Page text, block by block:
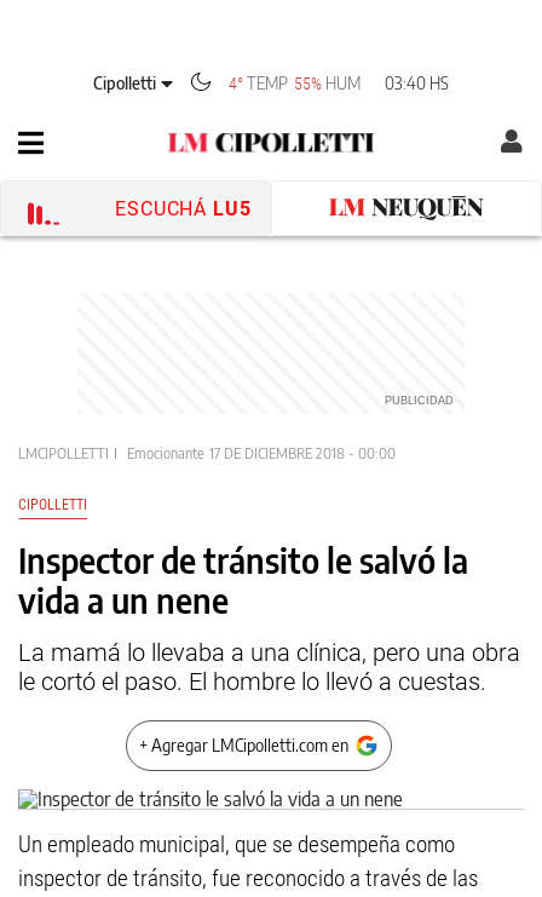
Cipolletti 4° TEMP 55% HUM 03:40 HS
ESCUCHÁ LU5
LMCIPOLLETTI Emocionante 17 DE DICIEMBRE 2018 - 00:00
CIPOLLETTI
Inspector de tránsito le salvó la
vida a un nene
La mamá lo llevaba a una clínica, pero una obra
le cortó el paso. El hombre lo llevó a cuestas.
+ Agregar LMCipolletti.com en
Un empleado municipal, que se desempeña como
inspector de tránsito, fue reconocido a través de las